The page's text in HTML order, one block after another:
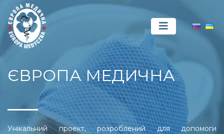
ЄВРОПА МЕДИЧНА
Унікальний проект, розроблений для допомоги